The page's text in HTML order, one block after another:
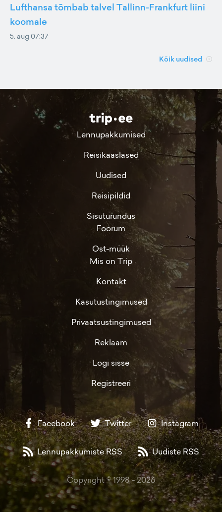
Lufthansa tõmbab talvel Tallinn-Frankfurt liini
koomale
5. aug 07:37
Kõik uudised
Lennupakkumised
Reisikaaslased
Uudised
Reisipildid
Sisuturundus
Foorum
Ost-müük
Mis on Trip
Kontakt
Kasutustingimused
Privaatsustingimused
Reklaam
Logi sisse
Registreeri
Facebook Twitter Instagram
Lennupakkumiste RSS Uudiste RSS
Copyright © 1998 -2026